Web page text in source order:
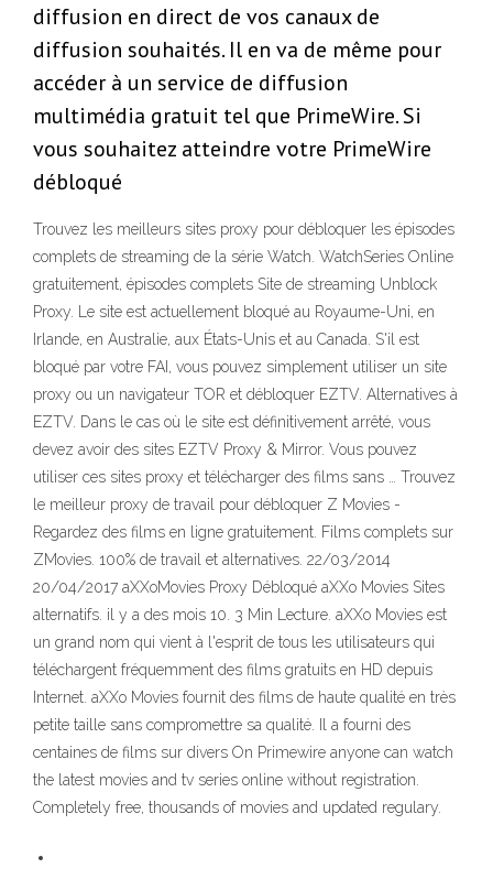
diffusion en direct de vos canaux de
diffusion souhaités. Il en va de même pour
accéder à un service de diffusion
multimédia gratuit tel que PrimeWire. Si
vous souhaitez atteindre votre PrimeWire
débloqué
Trouvez les meilleurs sites proxy pour débloquer les épisodes
complets de streaming de la série Watch. WatchSeries Online
gratuitement, épisodes complets Site de streaming Unblock
Proxy. Le site est actuellement bloqué au Royaume-Uni, en
Irlande, en Australie, aux États-Unis et au Canada. S'il est
bloqué par votre FAI, vous pouvez simplement utiliser un site
proxy ou un navigateur TOR et débloquer EZTV. Alternatives à
EZTV. Dans le cas où le site est définitivement arrêté, vous
devez avoir des sites EZTV Proxy & Mirror. Vous pouvez
utiliser ces sites proxy et télécharger des films sans … Trouvez
le meilleur proxy de travail pour débloquer Z Movies -
Regardez des films en ligne gratuitement. Films complets sur
ZMovies. 100% de travail et alternatives. 22/03/2014
20/04/2017 aXXoMovies Proxy Débloqué aXXo Movies Sites
alternatifs. il y a des mois 10. 3 Min Lecture. aXXo Movies est
un grand nom qui vient à l'esprit de tous les utilisateurs qui
téléchargent fréquemment des films gratuits en HD depuis
Internet. aXXo Movies fournit des films de haute qualité en très
petite taille sans compromettre sa qualité. Il a fourni des
centaines de films sur divers On Primewire anyone can watch
the latest movies and tv series online without registration.
Completely free, thousands of movies and updated regulary.